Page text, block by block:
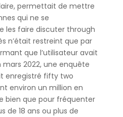
permettait de mettre
qui ne se
les faire discuter through
n’était restreint que par
que l’utilisateur avait
mars 2022, une enquête
enregistré fifty two
environ un million en
bien que pour fréquenter
de 18 ans ou plus de